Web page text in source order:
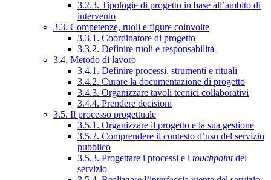
3.2.3. Tipologie di progetto in base all’ambito di
intervento
3.3. Competenze, ruoli e figure coinvolte
3.3.1. Coordinatore di progetto
3.3.2. Definire ruoli e responsabilità
3.4. Metodo di lavoro
3.4.1. Definire processi, strumenti e rituali
3.4.2. Curare la documentazione di progetto
3.4.3. Organizzare tavoli tecnici collaborativi
3.4.4. Prendere decisioni
3.5. Il processo progettuale
3.5.1. Organizzare il progetto e la sua gestione
3.5.2. Comprendere il contesto d’uso del servizio
pubblico
3.5.3. Progettare i processi e i touchpointdel
servizio